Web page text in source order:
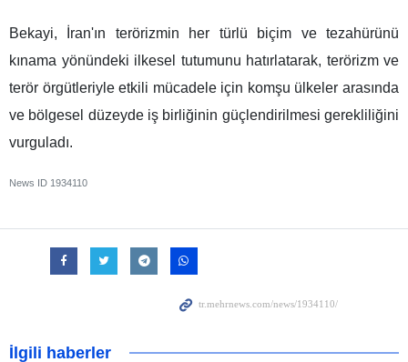
Bekayi, İran'ın terörizmin her türlü biçim ve tezahürünü
kınama yönündeki ilkesel tutumunu hatırlatarak, terörizm ve
terör örgütleriyle etkili mücadele için komşu ülkeler arasında
ve bölgesel düzeyde iş birliğinin güçlendirilmesi gerekliliğini
vurguladı.
News ID 1934110
İlgili haberler